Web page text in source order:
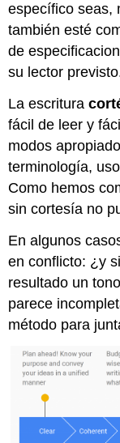
específico seas,
también esté
de
su lector
La escritura
fácil de leer y
modos
terminología,
Como hemos
sin cortesía no
En algunos
en conflicto: ¿y
resultado un
parece
método para